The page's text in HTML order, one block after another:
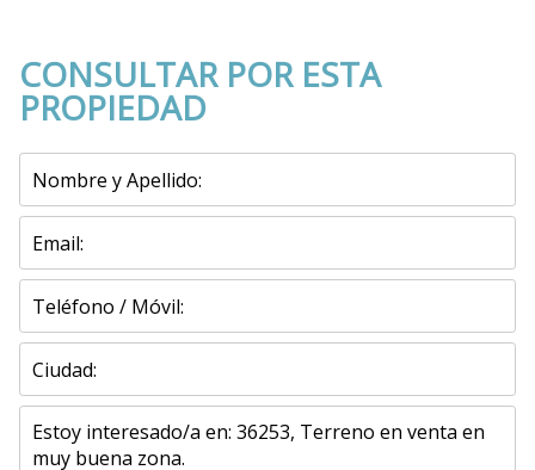
CONSULTAR POR ESTA
PROPIEDAD